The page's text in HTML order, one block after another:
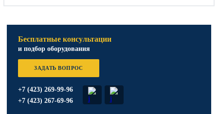
Бесплатные консультации
и подбор оборудования
ЗАДАТЬ ВОПРОС
+7 (423) 269-99-96
+7 (423) 267-69-96